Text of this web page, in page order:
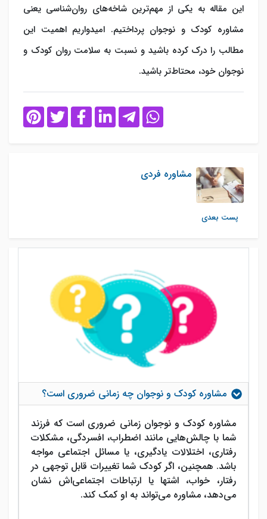
این مقاله به یکی از مهم‌ترین شاخه‌های روان‌شناسی یعنی
مشاوره کودک و نوجوان پرداختیم. امیدواریم اهمیت این
مطالب را درک کرده باشید و نسبت به سلامت روان کودک و
نوجوان خود، محتاط‌‌تر باشید.
پست بعدی
مشاوره فردی
مشاوره کودک و نوجوان چه زمانی ضروری است؟
مشاوره کودک و نوجوان زمانی ضروری است که فرزند
شما با چالش‌هایی مانند اضطراب، افسردگی، مشکلات
رفتاری، اختلالات یادگیری، یا مسائل اجتماعی مواجه
باشد. همچنین، اگر کودک شما تغییرات قابل توجهی در
رفتار، خواب، اشتها یا ارتباطات اجتماعی‌اش نشان
می‌دهد، مشاوره می‌تواند به او کمک کند.